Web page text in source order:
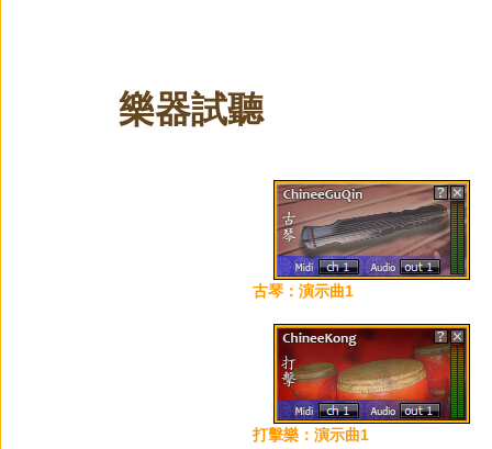
樂器試聽
古琴：演示曲1
打擊樂：演示曲1